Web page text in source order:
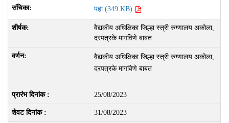
पहा (349 KB)
वैद्यकीय अधिक्षिका जिल्हा स्त्री रुग्णालय अकोला,
दरपत्रके मागविणे बाबत
वैद्यकीय अधिक्षिका जिल्हा स्त्री रुग्णालय अकोला,
दरपत्रके मागविणे बाबत
25/08/2023
31/08/2023